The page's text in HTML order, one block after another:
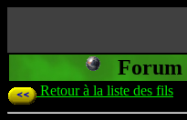
Forum
Retour à la liste des fils